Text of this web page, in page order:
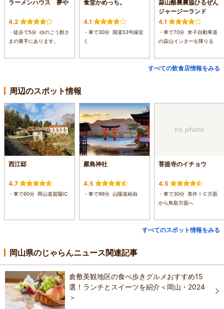
ラーメンハウス 夢や
4.2
・徒歩で5分 ゆのごう館さ
まの裏手にあります。
食堂かめっち。
4.1
・車で30分 国道53号線近
く
蒜山酪農農協ひるぜん
ジャージーランド
4.1
・車で70分 米子自動車道
の蒜山インターを降りる
すべての飲食店情報をみる
周辺のスポット情報
西江邸
4.7
・車で60分 岡山道賀陽IC
嚴島神社
4.5
・車で99分 山陽道経由
菩提寺のイチョウ
4.5
・車で30分 美作ＩＣ方面
から鳥取方面へ
すべてのスポット情報をみる
岡山県のじゃらんニュース関連記事
倉敷美観地区の食べ歩きグルメおすすめ15
選！ランチとスイーツを紹介＜岡山・2024
＞